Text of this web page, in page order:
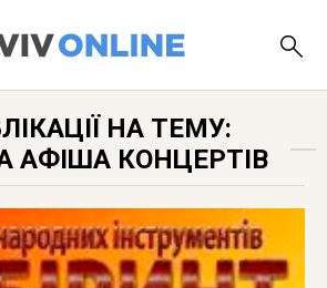
НА ТЕМУ:
АФІША КОНЦЕРТІВ